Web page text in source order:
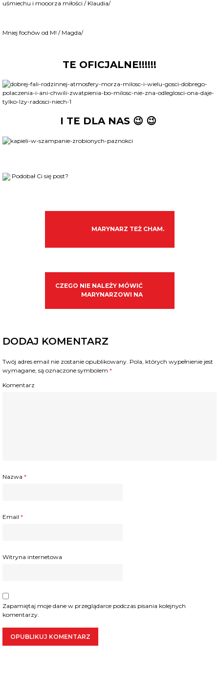
uśmiechu i mooorza miłości / Klaudia/
Mniej fochów od M! / Magda/
TE OFICJALNE!!!!!!
I TE DLA NAS 😉 😉
Podobał Ci się post?
MARYNARZ TEŻ CHAM.
CZEGO NIE NALEŻY MÓWIĆ
MARYNARZOWI NA
DODAJ KOMENTARZ
Twój adres email nie zostanie opublikowany. Pola, których wypełnienie jest
wymagane, są oznaczone symbolem *
Komentarz
Nazwa *
Email *
Witryna internetowa
Zapamiętaj moje dane w przeglądarce podczas pisania kolejnych
komentarzy.